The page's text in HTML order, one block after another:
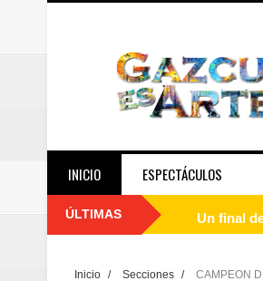
INICIO ESPECTÁCULOS
ÚLTIMAS Un final
Inicio / Secciones / CAMPEON